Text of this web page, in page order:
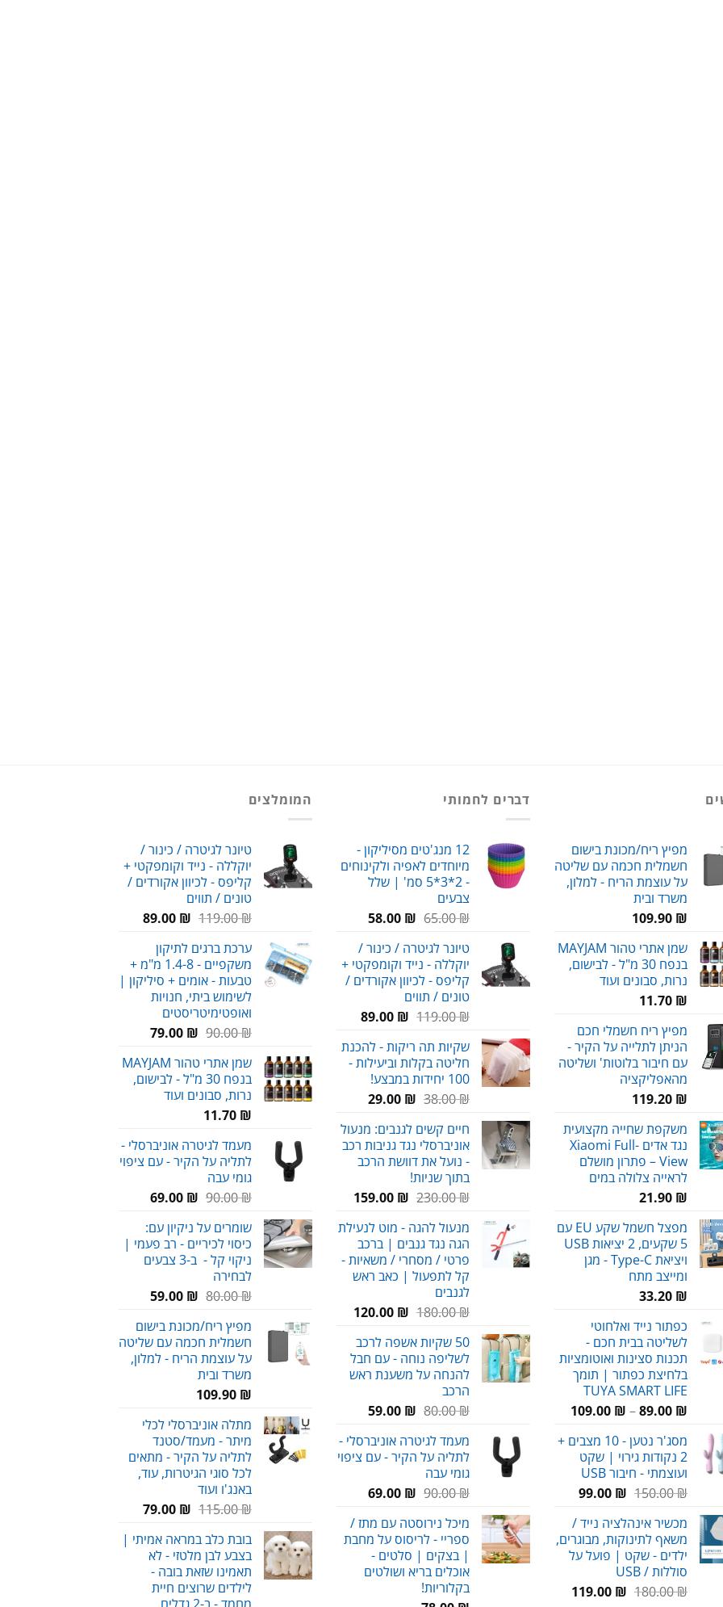
מפיץ ריח/מכונת בישום
חשמלית חכמה עם שליטה
על עוצמת הריח - למלון,
משרד ובית
109.90 ₪
שמן אתרי טהור MAYJAM
בנפח 30 מ"ל - לבישום,
נרות, סבונים ועוד
11.70 ₪
מפיץ ריח חשמלי חכם
הניתן לתלייה על הקיר -
עם חיבור בלוטות' ושליטה
מהאפליקציה
119.20 ₪
משקפת שחייה מקצועית
נגד אדים Xiaomi Full-
View – פתרון מושלם
לראייה צלולה במים
21.90 ₪
מפצל חשמל שקע EU עם
5 שקעים, 2 יציאות USB
ויציאת Type-C - מגן
ומייצב מתח
33.20 ₪
כפתור נייד ואלחוטי
לשליטה בבית חכם -
תכנות סצינות ואוטומציות
בלחיצת כפתור | תומך
TUYA SMART LIFE
89.00 ₪
–
109.00 ₪
מסג'ר נטען - 10 מצבים +
2 נקודות גירוי | שקט
ועוצמתי - חיבור USB
150.00₪
המחיר
היה:
150.00 ₪.
99.00 ₪
המחיר
הוא:
99.00 ₪.
מכשיר אינהלציה נייד /
משאף לתינוקות, מבוגרים,
ילדים - שקט | פועל על
סוללות / USB
180.00₪
המחיר119.00 ₪
המחיר
דברים לחמותי
12 מנג'טים מסיליקון -
מיוחדים לאפיה ולקינוחים
- 2*3*5 סמ' | שלל
צבעים
65.00₪
המחיר
היה:
65.00 ₪.
58.00 ₪
המחיר
הוא:
58.00 ₪.
טיונר לגיטרה / כינור /
יוקללה - נייד וקומפקטי +
קליפס - לכיוון אקורדים /
טונים / תווים
119.00₪
המחיר
היה:
119.00 ₪.
89.00 ₪
המחיר
הוא:
89.00 ₪.
שקיות תה ריקות - להכנת
חליטה בקלות וביעילות -
100 יחידות במבצע!
38.00₪
המחיר
היה:
38.00 ₪.
29.00 ₪
המחיר
הוא:
29.00 ₪.
חיים קשים לגנבים: מנעול
אוניברסלי נגד גניבות רכב
- נועל את דוושת הרכב
בתוך שניות!
230.00₪
המחיר
היה:
230.00 ₪.
159.00 ₪
המחיר
הוא:
מנעול להגה - מוט לנעילת
הגה נגד גנבים | ברכב
פרטי / מסחרי / משאיות -
קל לתפעול | כאב ראש
לגנבים
180.00₪
המחיר
היה:
180.00 ₪.
120.00 ₪
המחיר
120.00 ₪.
50 שקיות אשפה לרכב
לשליפה נוחה - עם חבל
להנחה על משענת ראש
הרכב
80.00₪
המחיר
היה:
80.00 ₪.
59.00 ₪
המחיר
הוא:
59.00 ₪.
מעמד לגיטרה אוניברסלי -
לתליה על הקיר - עם ציפוי
גומי עבה
90.00₪
המחיר
היה:
90.00 ₪.
69.00 ₪
המחיר
הוא:
69.00 ₪.
מיכל נירוסטה עם מתז /
ספריי - לריסוס על מחבת
| בצקים | סלטים -
אוכלים בריא ושולטים
בקלוריות!
המומלצים
טיונר לגיטרה / כינור /
יוקללה - נייד וקומפקטי +
קליפס - לכיוון אקורדים /
טונים / תווים
119.00₪
המחיר
היה:
119.00 ₪.
89.00 ₪
המחיר
89.00 ₪.
ערכת ברגים לתיקון
משקפיים - 1.4-8 מ"מ +
טבעות - אומים + סיליקון |
לשימוש ביתי, חנויות
ואופטימיטריסטים
90.00₪
המחיר
היה:
90.00 ₪.
79.00 ₪
המחיר
הוא:
79.00 ₪.
שמן אתרי טהור MAYJAM
בנפח 30 מ"ל - לבישום,
נרות, סבונים ועוד
11.70 ₪
מעמד לגיטרה אוניברסלי -
לתליה על הקיר - עם ציפוי
גומי עבה
90.00₪
המחיר
היה:
90.00 ₪.
69.00 ₪
המחיר
הוא:
69.00 ₪.
שומרים על ניקיון עם:
כיסוי לכיריים - רב פעמי |
ניקוי קל - ב-3 צבעים
לבחירה
80.00₪
המחיר
היה:
80.00 ₪.
59.00 ₪
המחיר
הוא:
59.00 ₪.
מפיץ ריח/מכונת בישום
חשמלית חכמה עם שליטה
על עוצמת הריח - למלון,
משרד ובית
109.90 ₪
מתלה אוניברסלי לכלי
מיתר - מעמד/סטנד
לתליה על הקיר - מתאים
לכל סוגי הגיטרות, עוד,
באנג'ו ועוד
115.00₪
המחיר
היה:
115.00 ₪.
79.00 ₪
המחיר
הוא:
בובת כלב במראה אמיתי |
בצבע לבן מלטזי - לא
תאמינו שזאת בובה -
לילדים שרוצים חיית